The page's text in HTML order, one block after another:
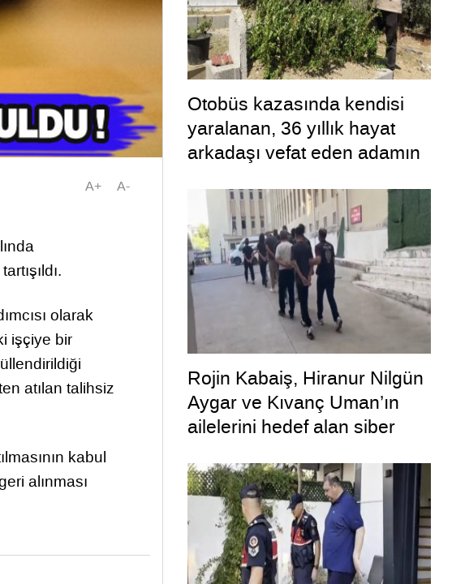
A+ A-
olarak
işçiye bir
atılan talihsiz
kabul
alınması
Otobüs kazasında kendisi
yaralanan, 36 yıllık hayat
arkadaşı vefat eden adamın
defalarca uyardığı ortaya
çıktı
Rojin Kabaiş, Hiranur Nilgün
Aygar ve Kıvanç Uman’ın
ailelerini hedef alan siber